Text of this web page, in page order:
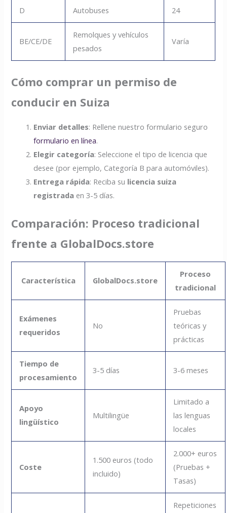
D Autobuses 24
BE/CE/DE
Remolques y vehículos
pesados
Varía
Cómo comprar un permiso de
conducir en Suiza
Enviar detalles: Rellene nuestro formulario seguro
formulario en línea.
Elegir categoría: Seleccione el tipo de licencia que
desee (por ejemplo, Categoría B para automóviles).
Entrega rápida: Reciba su licencia suiza
registrada en 3-5 días.
Comparación: Proceso tradicional
frente a GlobalDocs.store
Característica GlobalDocs.store
Proceso
tradicional
Exámenes
requeridos
No
Pruebas
teóricas y
prácticas
Tiempo de
procesamiento
3-5 días 3-6 meses
Apoyo
lingüístico
Multilingüe
Limitado a
las lenguas
locales
Coste
1.500 euros (todo
incluido)
2.000+ euros
(Pruebas +
Tasas)
Repeticiones